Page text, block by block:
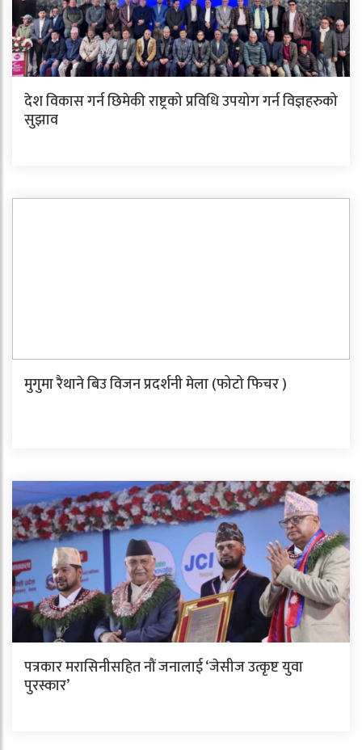
देश विकास गर्न छिमेकी राष्ट्रको प्रविधि उपयोग गर्न विज्ञहरुको
सुझाव
मुगुमा रैथाने बिउ विजन प्रदर्शनी मेला (फोटो फिचर )
पत्रकार मरासिनीसहित नौं जनालाई ‘जेसीज उत्कृष्ट युवा
पुरस्कार’